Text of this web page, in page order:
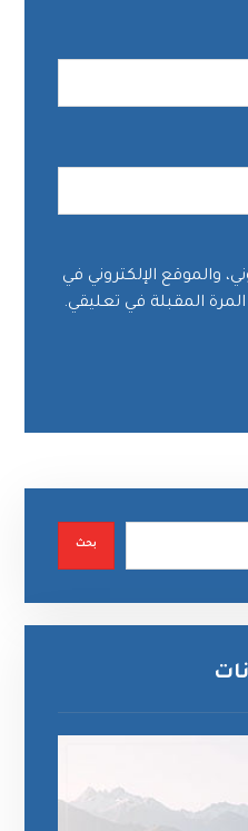
والموقع الإلكتروني في
المقبلة في تعليقي.
بحث